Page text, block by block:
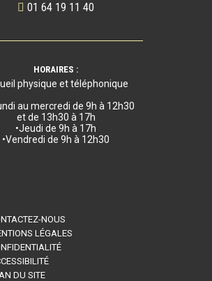
01 64 19 11 40
HORAIRES :
physique et téléphonique
au mercredi de 9h à 12h30
et de 13h30 à 17h
•Jeudi de 9h à 17h
•Vendredi de 9h à 12h30
NOUS
LÉGALES
DU SITE